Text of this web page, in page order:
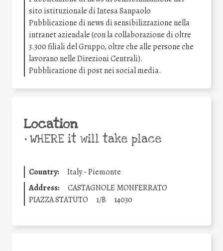
sito istituzionale di Intesa Sanpaolo
Pubblicazione di news di sensibilizzazione nella
intranet aziendale (con la collaborazione di oltre
3.300 filiali del Gruppo, oltre che alle persone che
lavorano nelle Direzioni Centrali).
Pubblicazione di post nei social media.
Location
•WHERE it will take place
Country:
Italy - Piemonte
Address:
CASTAGNOLE MONFERRATO
PIAZZA STATUTO
1/B 14030